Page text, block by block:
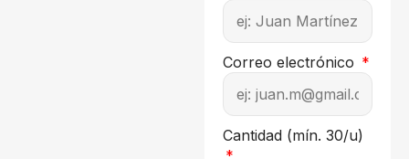
Correo electrónico
Cantidad (mín. 30/u)